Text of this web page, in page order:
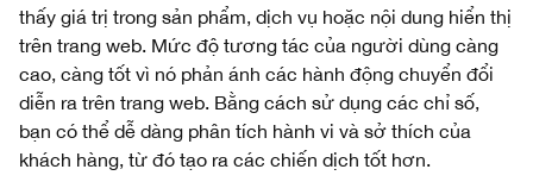
thấy giá trị trong sản phẩm, dịch vụ hoặc nội dung hiển thị
trên trang web. Mức độ tương tác của người dùng càng
cao, càng tốt vì nó phản ánh các hành động chuyển đổi
diễn ra trên trang web. Bằng cách sử dụng các chỉ số,
bạn có thể dễ dàng phân tích hành vi và sở thích của
khách hàng, từ đó tạo ra các chiến dịch tốt hơn.